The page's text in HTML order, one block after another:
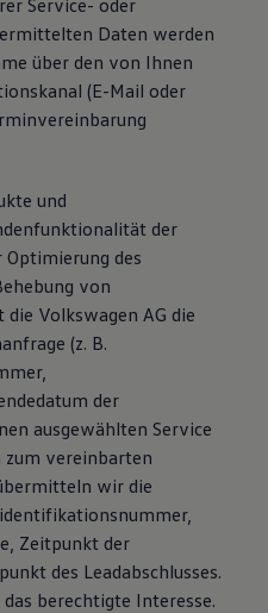
Service- oder
Daten werden
über den von Ihnen
(E-Mail oder
und
der
Optimierung des
von
Volkswagen AG die
(z. B.
der
ausgewählten Service
vereinbarten
wir die
Zeitpunkt der
des Leadabschlusses.
berechtigte Interesse.